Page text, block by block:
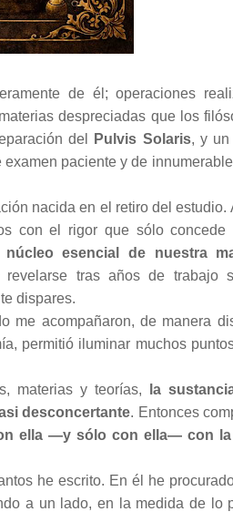
de él; operaciones
despreciadas que los
del Pulvis Solaris, y un
paciente y de
nacida en el retiro del estudio.
con el rigor que sólo concede
núcleo esencial de nuestra
tras años de trabajo
dispares.
me acompañaron, de manera
permitió iluminar muchos
materias y teorías,
la
desconcertante. Entonces
ella —y sólo con ella— con la
he escrito. En él he
a un lado, en la medida de lo